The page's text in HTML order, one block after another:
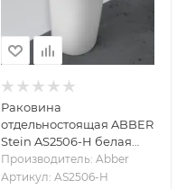
Раковина
отдельностоящая ABBER
Stein AS2506-H белая
матовая
Производитель: Abber
Артикул: AS2506-H